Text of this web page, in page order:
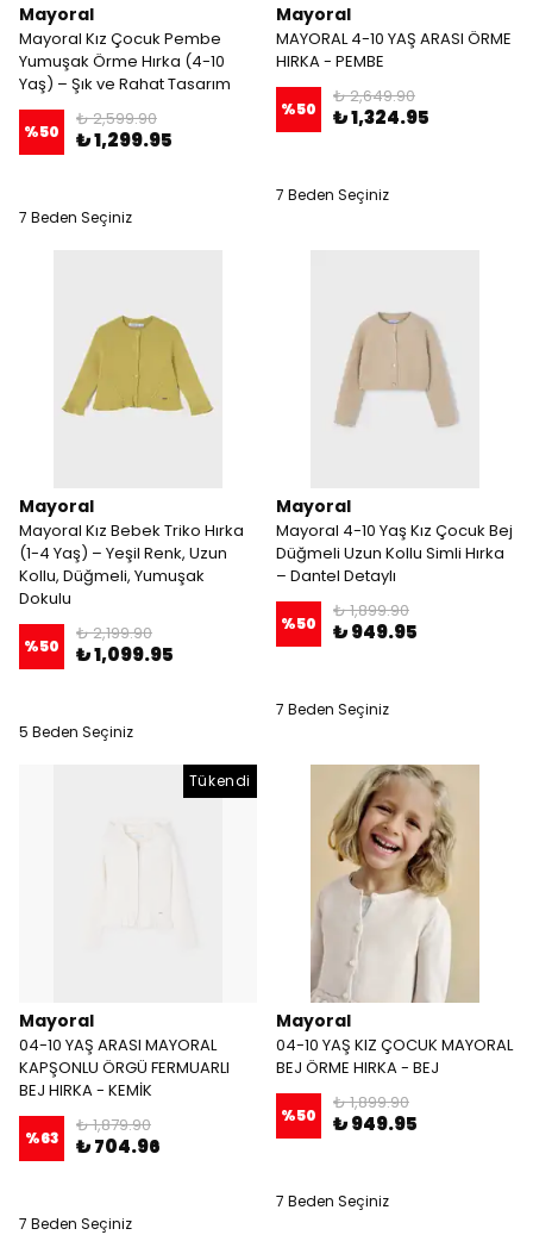
Mayoral
Mayoral Kız Çocuk Pembe
Yumuşak Örme Hırka (4-10
Yaş) – Şık ve Rahat Tasarım
%50
₺ 2,599.90
₺ 1,299.95
7 Beden Seçiniz
Mayoral
MAYORAL 4-10 YAŞ ARASI ÖRME
HIRKA - PEMBE
%50
₺ 2,649.90
₺ 1,324.95
7 Beden Seçiniz
Mayoral
Mayoral Kız Bebek Triko Hırka
(1-4 Yaş) – Yeşil Renk, Uzun
Kollu, Düğmeli, Yumuşak
Dokulu
%50
₺ 2,199.90
₺ 1,099.95
5 Beden Seçiniz
Mayoral
Mayoral 4-10 Yaş Kız Çocuk Bej
Düğmeli Uzun Kollu Simli Hırka
– Dantel Detaylı
%50
₺ 1,899.90
₺ 949.95
7 Beden Seçiniz
Tükendi
Mayoral
04-10 YAŞ ARASI MAYORAL
KAPŞONLU ÖRGÜ FERMUARLI
BEJ HIRKA - KEMİK
%63
₺ 1,879.90
₺ 704.96
7 Beden Seçiniz
Mayoral
04-10 YAŞ KIZ ÇOCUK MAYORAL
BEJ ÖRME HIRKA - BEJ
%50
₺ 1,899.90
₺ 949.95
7 Beden Seçiniz